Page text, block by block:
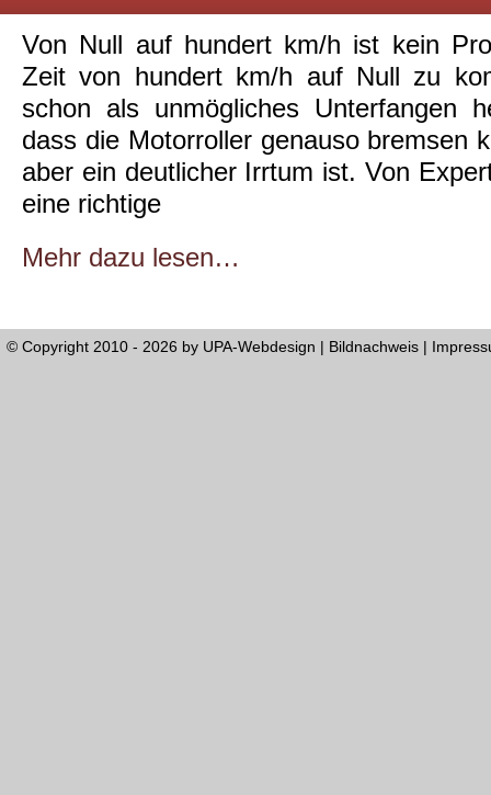
Von Null auf hundert km/h ist kein
Zeit von hundert km/h auf Null zu
schon als unmögliches Unterfangen
dass die Motorroller genauso bremsen
aber ein deutlicher Irrtum ist. Von
eine richtige
Mehr dazu lesen…
© Copyright 2010 - 2026 by UPA-Webdesign | Bildnachweis |